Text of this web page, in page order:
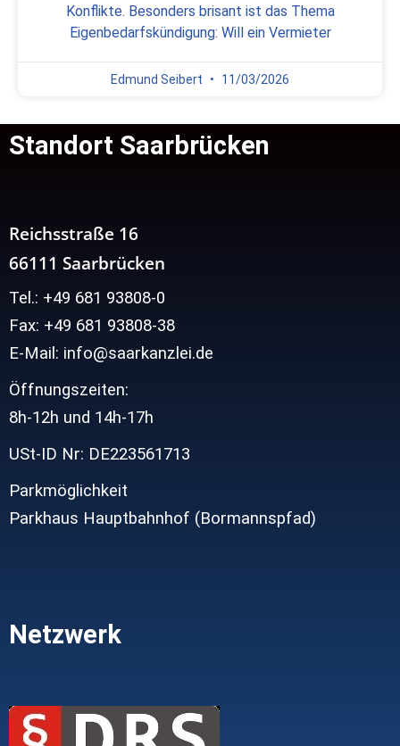
Konflikte. Besonders brisant ist das Thema
Eigenbedarfskündigung: Will ein Vermieter
Edmund Seibert 11/03/2026
Standort Saarbrücken
Reichsstraße 16
66111 Saarbrücken
Tel.: +49 681 93808-0
Fax: +49 681 93808-38
E-Mail: info@saarkanzlei.de
Öffnungszeiten:
8h-12h und 14h-17h
USt-ID Nr: DE223561713
Parkmöglichkeit
Parkhaus Hauptbahnhof (Bormannspfad)
Netzwerk